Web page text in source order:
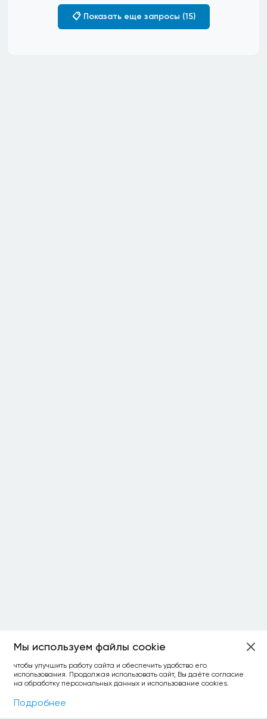
Фильтры
📋 Показать еще запросы (15)
Мы используем файлы cookie
чтобы улучшить работу сайта и обеспечить удобство его
использования. Продолжая использовать сайт, Вы даёте согласие
на обработку персональных данных и использование cookies.
Подробнее
ОСТАЛОСЬ:
уточнить фильтр сравнить топ-3
спросить ИИ